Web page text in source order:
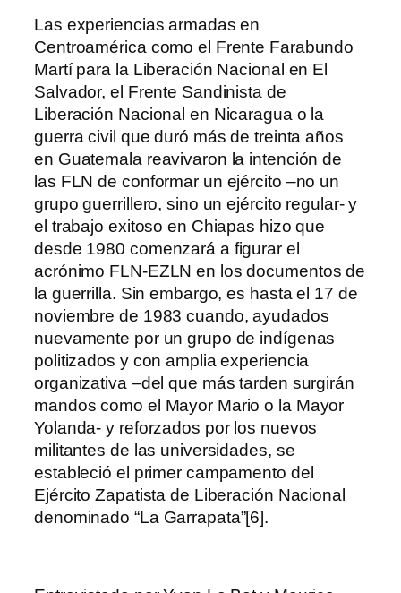
Las experiencias armadas en
Centroamérica como el Frente Farabundo
Martí para la Liberación Nacional en El
Salvador, el Frente Sandinista de
Liberación Nacional en Nicaragua o la
guerra civil que duró más de treinta años
en Guatemala reavivaron la intención de
las FLN de conformar un ejército –no un
grupo guerrillero, sino un ejército regular- y
el trabajo exitoso en Chiapas hizo que
desde 1980 comenzará a figurar el
acrónimo FLN-EZLN en los documentos de
la guerrilla. Sin embargo, es hasta el 17 de
noviembre de 1983 cuando, ayudados
nuevamente por un grupo de indígenas
politizados y con amplia experiencia
organizativa –del que más tarden surgirán
mandos como el Mayor Mario o la Mayor
Yolanda- y reforzados por los nuevos
militantes de las universidades, se
estableció el primer campamento del
Ejército Zapatista de Liberación Nacional
denominado “La Garrapata”[6].